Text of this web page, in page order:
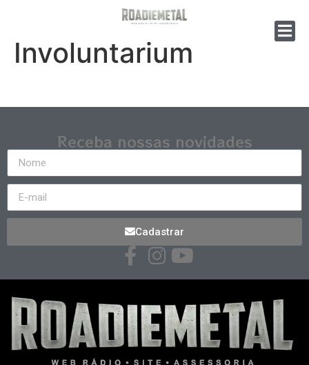
Involuntarium
Receba nossas novidades
Cadastrar